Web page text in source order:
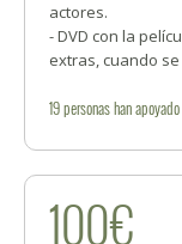
actores.
- DVD con la
extras, cuando
19personashan apoyado
100€